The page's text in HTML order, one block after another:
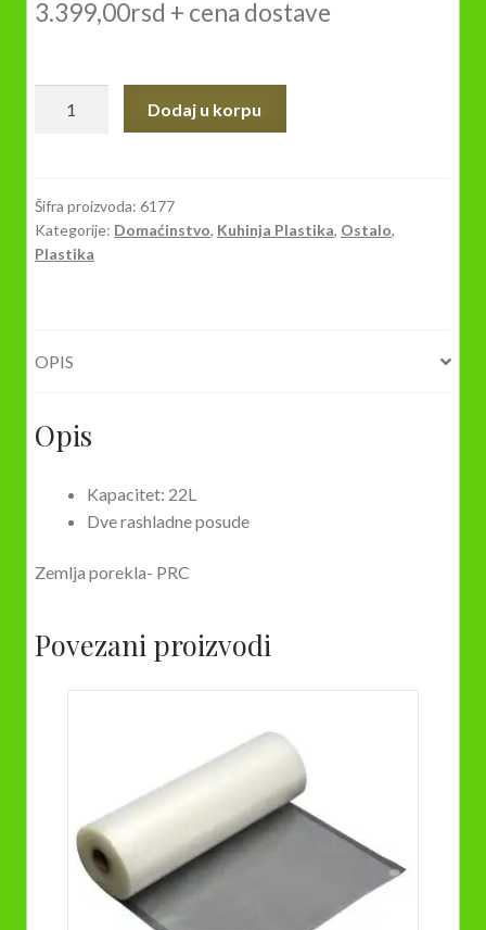
3.399,00rsd + cena dostave
količina
Dodaj u korpu
Šifra proizvoda: 6177
Kategorije: Domaćinstvo, Kuhinja Plastika, Ostalo,
Plastika
OPIS
Opis
Kapacitet: 22L
Dve rashladne posude
Zemlja porekla- PRC
Povezani proizvodi